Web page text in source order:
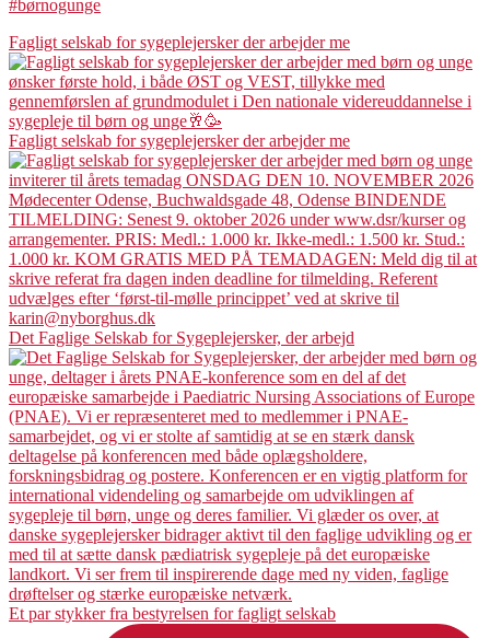
#børnogunge
Fagligt selskab for sygeplejersker der arbejder me
Fagligt selskab for sygeplejersker der arbejder me
Det Faglige Selskab for Sygeplejersker, der arbejd
Et par stykker fra bestyrelsen for fagligt selskab